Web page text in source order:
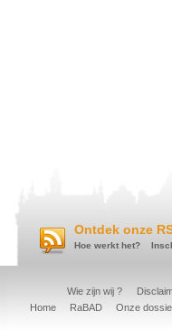
Ontdek onze
Hoe werkt het?
Wie zijn wij ?
Home
RaBAD Onze